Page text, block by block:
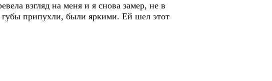
взгляд на меня и я снова замер, не в
губы припухли, были яркими. Ей шел этот